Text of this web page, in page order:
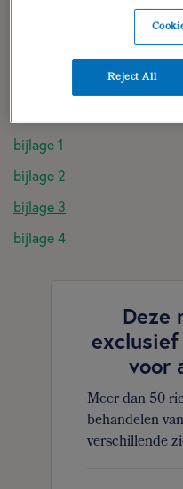
verantwoording
bijlage 1
bijlage 2
bijlage 3
bijlage 4
Deze
voor
Meer dan 50
behandelen
verschillende
Reject All